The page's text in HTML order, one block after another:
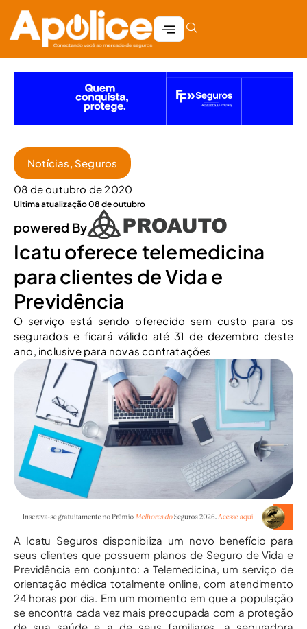
Notícias, Seguros
08 de outubro de 2020
Ultima atualização 08 de outubro
powered By
Icatu oferece telemedicina
para clientes de Vida e
Previdência
O serviço está sendo oferecido sem custo para os
segurados e ficará válido até 31 de dezembro deste
ano, inclusive para novas contratações
A Icatu Seguros disponibiliza um novo benefício para
seus clientes que possuem planos de Seguro de Vida e
Previdência em conjunto: a Telemedicina, um serviço de
orientação médica totalmente online, com atendimento
24 horas por dia. Em um momento em que a população
se encontra cada vez mais preocupada com a proteção